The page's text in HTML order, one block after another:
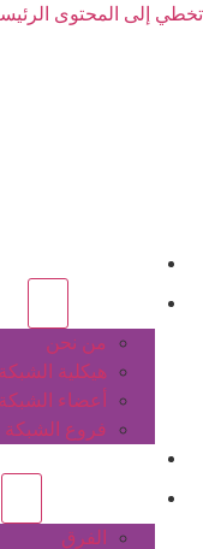
تخطي إلى المحتوى
من نحن
هيكلية الشبكة
أعضاء الشبكة
فروع الشبكة
الفرق